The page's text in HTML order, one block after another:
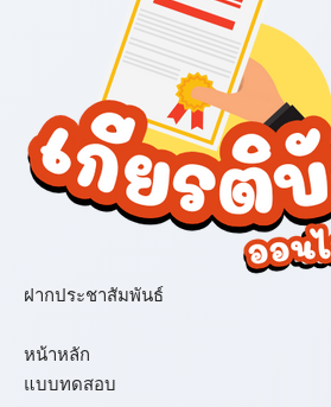
ฝากประชาสัมพันธ์
หน้าหลัก
แบบทดสอบ